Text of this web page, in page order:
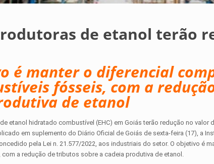
de etanol terão
é manter o diferencial
fósseis, com a
de etanol
etanol hidratado combustível (EHC) em Goiás terão redução no
em suplemento do Diário Oficial de Goiás de sexta-feira (17), a
pela Lei n. 21.577/2022, aos industriais do setor. O objetivo é
a redução de tributos sobre a cadeia produtiva de etanol.